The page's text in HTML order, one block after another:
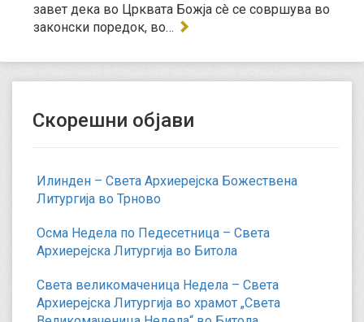
завет дека во Црквата Божја сè се совршува во
законски поредок, во…
Скорешни објави
Илинден – Света Архиерејска Божествена
Литургија во Трново
Осма Недела по Педесетница – Света
Архиерејска Литургија во Битола
Света великомаченица Недела – Света
Архиерејска Литургија во храмот „Света